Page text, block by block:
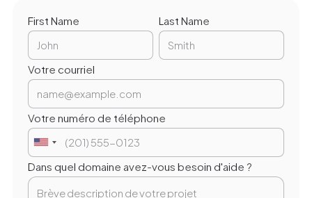
First Name Last Name
Votre courriel
Votre numéro de téléphone
Dans quel domaine avez-vous besoin d'aide ?